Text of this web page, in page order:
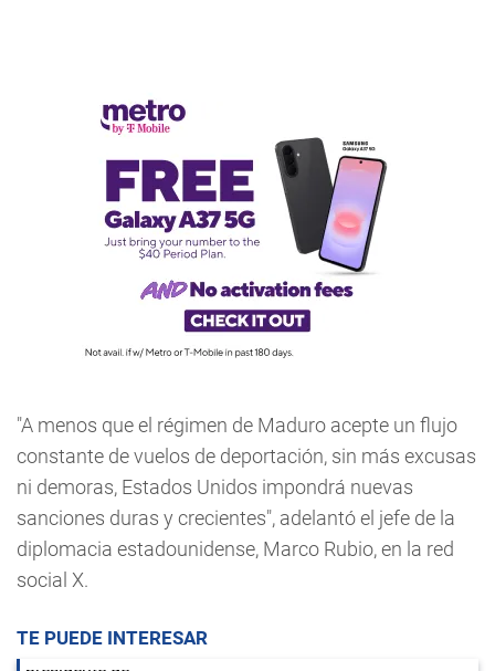
"A menos que el régimen de Maduro acepte un flujo
constante de vuelos de deportación, sin más excusas
ni demoras, Estados Unidos impondrá nuevas
sanciones duras y crecientes", adelantó el jefe de la
diplomacia estadounidense, Marco Rubio, en la red
social X.
TE PUEDE INTERESAR